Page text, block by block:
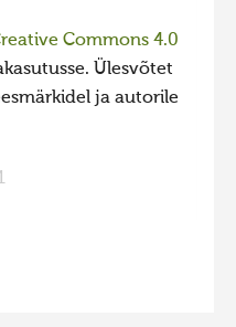
Commons 4.0
Ülesvõtet
ja autorile